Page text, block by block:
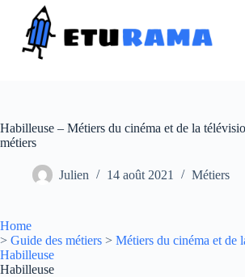
contenu
Habilleuse – Métiers du cinéma et de la
métiers
Julien 14 août 2021 Métiers
Home
> Guide des métiers > Métiers du cinéma et de
Habilleuse
Habilleuse